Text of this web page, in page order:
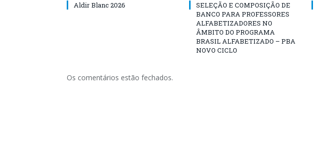
Aldir Blanc 2026
SELEÇÃO E COMPOSIÇÃO DE
BANCO PARA PROFESSORES
ALFABETIZADORES NO
ÂMBITO DO PROGRAMA
BRASIL ALFABETIZADO – PBA
NOVO CICLO
Os comentários estão fechados.